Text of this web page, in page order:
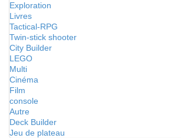
Exploration
Livres
Tactical-RPG
Twin-stick shooter
City Builder
LEGO
Multi
Cinéma
Film
console
Autre
Deck Builder
Jeu de plateau